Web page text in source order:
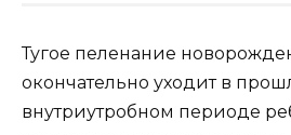
Тугое пеленание
окончательно уходит в
внутриутробном периоде